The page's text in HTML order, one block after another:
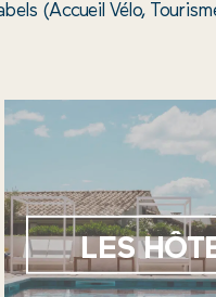
(Accueil Vélo,
LES